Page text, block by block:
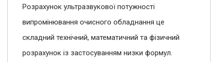
Розрахунок ультразвукової потужності
випромінювання очисного обладнання це
складний технічний, математичний та фізичний
розрахунок із застосуванням низки формул.